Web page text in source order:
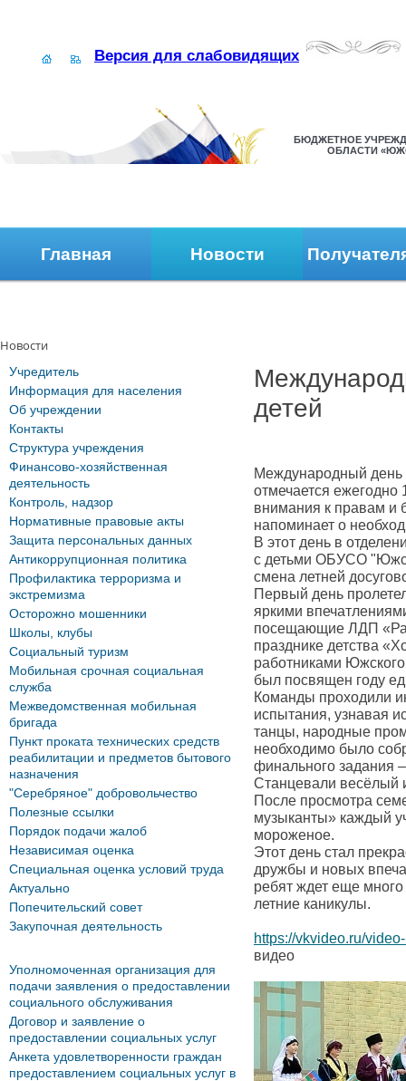
Версия для слабовидящих
БЮДЖЕТНОЕ
ОБЛАСТИ
Главная Новости
Новости
детей
Международный день
отмечается
внимания к правам и
напоминает о
В этот день в
с детьми ОБУСО
смена летней
Первый день
яркими
посещающие ЛДП
празднике детства
работниками
был посвящен году
Команды проходили
испытания, узнавая
танцы, народные
необходимо было
финального задания
Станцевали весёлый
После просмотра
музыканты» каждый
мороженое.
Этот день стал
дружбы и новых
ребят ждет еще
летние каникулы.
https://vkvideo.ru/
видео
Учредитель
Информация для населения
Об учреждении
Контакты
Структура учреждения
Финансово-хозяйственная
деятельность
Контроль, надзор
Нормативные правовые акты
Защита персональных данных
Антикоррупционная политика
Профилактика терроризма и
экстремизма
Осторожно мошенники
Школы, клубы
Социальный туризм
Мобильная срочная социальная
служба
Межведомственная мобильная
бригада
Пункт проката технических средств
реабилитации и предметов бытового
назначения
"Серебряное" добровольчество
Полезные ссылки
Порядок подачи жалоб
Независимая оценка
Специальная оценка условий труда
Актуально
Попечительский совет
Закупочная деятельность
Уполномоченная организация для
подачи заявления о предоставлении
социального обслуживания
Договор и заявление о
предоставлении социальных услуг
Анкета удовлетворенности граждан
предоставлением социальных услуг в